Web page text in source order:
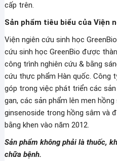
cấp trên.
Sản phẩm tiêu biểu của Viện
Viện ngiên cứu sinh học
cứu sinh học GreenBio được
công trình nghiên cứu & bằng
cứu thực phẩm Hàn quốc. Công
góp trong việc phát triển các
gan, các sản phẩm lên men
ginsenoside trong hồng sâm và
bằng khen vào năm 2012.
Sản phẩm không phải là thuốc,
chữa bệnh.